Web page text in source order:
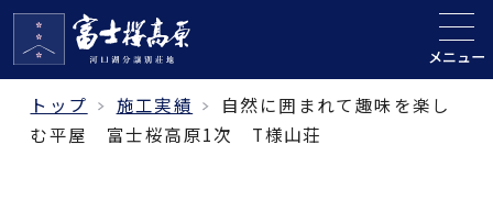
メニュー
トップ 施工実績
自然に囲まれて趣味を楽し
む平屋 富士桜高原1次 T様山荘